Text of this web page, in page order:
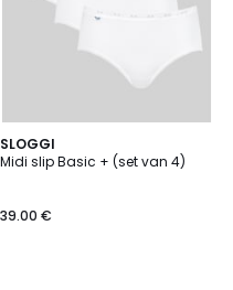
SLOGGI
Midi slip Basic + (set van 4)
39.00 €
4.6
/ 5
3
Kleuren